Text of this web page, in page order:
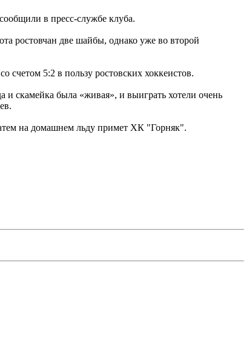
в пресс-службе клуба.
ростовчан две шайбы, однако уже во второй
счетом 5:2 в пользу ростовских хоккеистов.
и скамейка была «живая», и выиграть хотели очень
на домашнем льду примет ХК "Горняк".